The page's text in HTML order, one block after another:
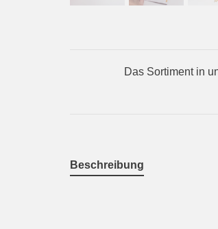
Das Sortiment in
Beschreibung